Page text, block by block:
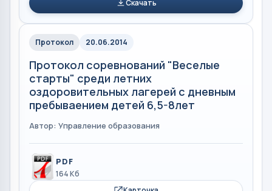
Скачать
Протокол 20.06.2014
Протокол соревнований "Веселые
старты" среди летних
оздоровительных лагерей с дневным
пребываением детей 6,5-8лет
Автор: Управление образования
PDF
164 Кб